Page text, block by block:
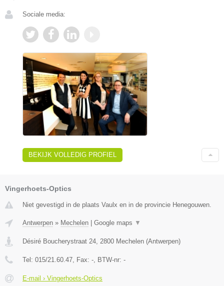
Sociale media:
BEKIJK VOLLEDIG PROFIEL
Vingerhoets-Optics
Niet gevestigd in de plaats Vaulx en in de provincie Henegouwen.
Antwerpen » Mechelen | Google maps ▼
Désiré Boucherystraat 24 2800 Mechelen (Antwerpen)
Tel: 015/21.60.47 , Fax: - , BTW-nr: -
E-mail › Vingerhoets-Optics